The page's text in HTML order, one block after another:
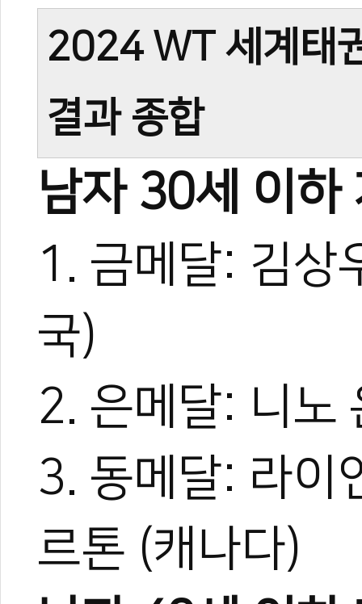
2024 WT 세계태
결과 종합
남자 30세 이하
1. 금메달: 김상
국)
2. 은메달: 니노
3. 동메달: 라이
르톤 (캐나다)
관련 뉴스
한국 품새대표
춘천, 2026 세
[곽택용의 태권